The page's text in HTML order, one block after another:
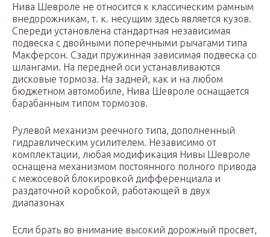
Нива Шевроле не относится к классическим рамным
внедорожникам, т. к. несущим здесь является кузов.
Спереди установлена стандартная независимая
подвеска с двойными поперечными рычагами типа
Макферсон. Сзади пружинная зависимая подвеска со
шлангами. На передней оси устанавливаются
дисковые тормоза. На задней, как и на любом
бюджетном автомобиле, Нива Шевроле оснащается
барабанным типом тормозов.
Рулевой механизм реечного типа, дополненный
гидравлическим усилителем. Независимо от
комплектации, любая модификация Нивы Шевроле
оснащена механизмом постоянного полного привода
с межосевой блокировкой дифференциала и
раздаточной коробкой, работающей в двух
диапазонах
Если брать во внимание высокий дорожный просвет,